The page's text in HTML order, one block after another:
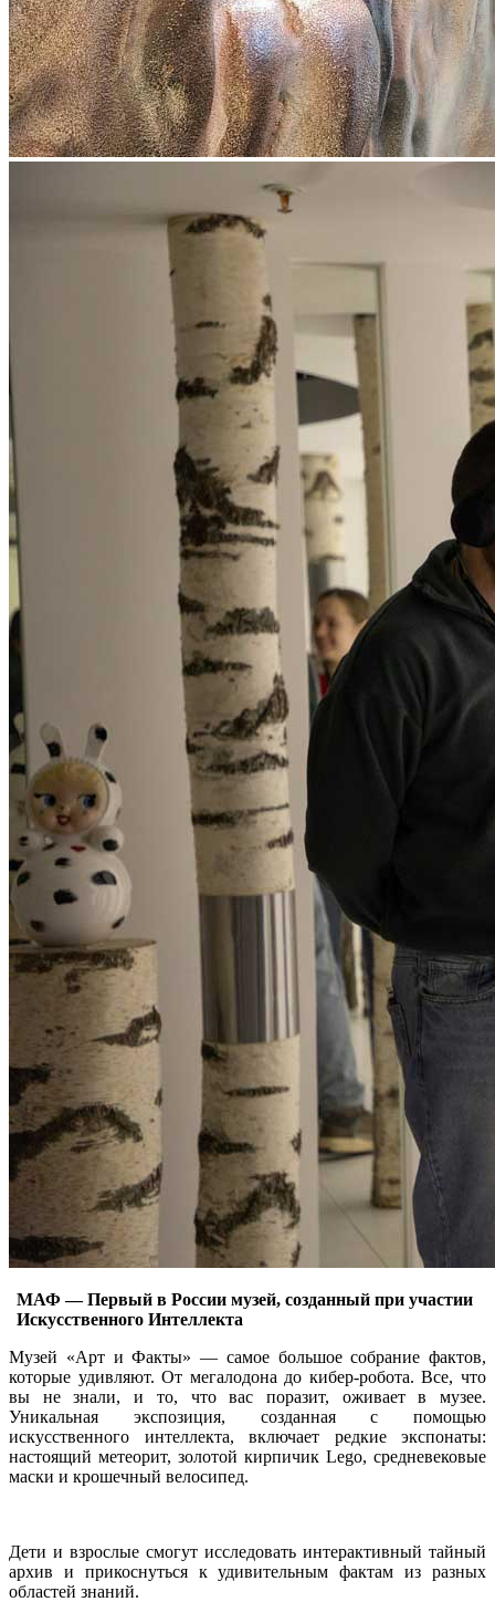
МАФ — Первый в России музей, созданный при участии
Искусственного Интеллекта
Музей «Арт и Факты» — самое большое собрание фактов,
которые удивляют. От мегалодона до кибер-робота. Все, что
вы не знали, и то, что вас поразит, оживает в музее.
Уникальная экспозиция, созданная с помощью
искусственного интеллекта, включает редкие экспонаты:
настоящий метеорит, золотой кирпичик Lego, средневековые
маски и крошечный велосипед.
Дети и взрослые смогут исследовать интерактивный тайный
архив и прикоснуться к удивительным фактам из разных
областей знаний.